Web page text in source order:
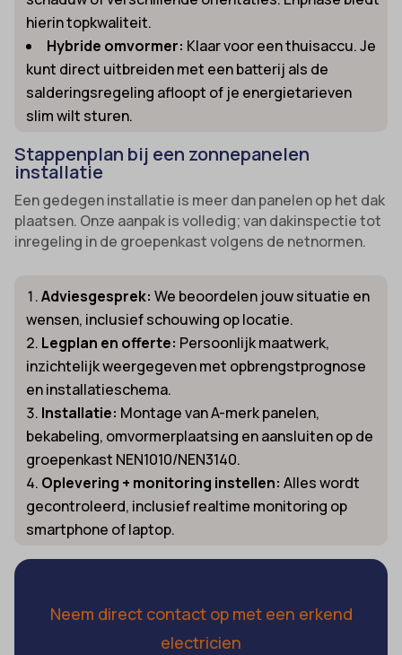
hierin topkwaliteit.
Hybride omvormer: Klaar voor een thuisaccu. Je
kunt direct uitbreiden met een batterij als de
salderingsregeling afloopt of je energietarieven
slim wilt sturen.
Stappenplan bij een zonnepanelen
installatie
Een gedegen installatie is meer dan panelen op het dak
plaatsen. Onze aanpak is volledig; van dakinspectie tot
inregeling in de groepenkast volgens de netnormen.
Adviesgesprek: We beoordelen jouw situatie en
wensen, inclusief schouwing op locatie.
Legplan en offerte: Persoonlijk maatwerk,
inzichtelijk weergegeven met opbrengstprognose
en installatieschema.
Installatie: Montage van A-merk panelen,
bekabeling, omvormerplaatsing en aansluiten op de
groepenkast NEN1010/NEN3140.
Oplevering + monitoring instellen: Alles wordt
gecontroleerd, inclusief realtime monitoring op
smartphone of laptop.
Neem direct contact op met een erkend
electricien